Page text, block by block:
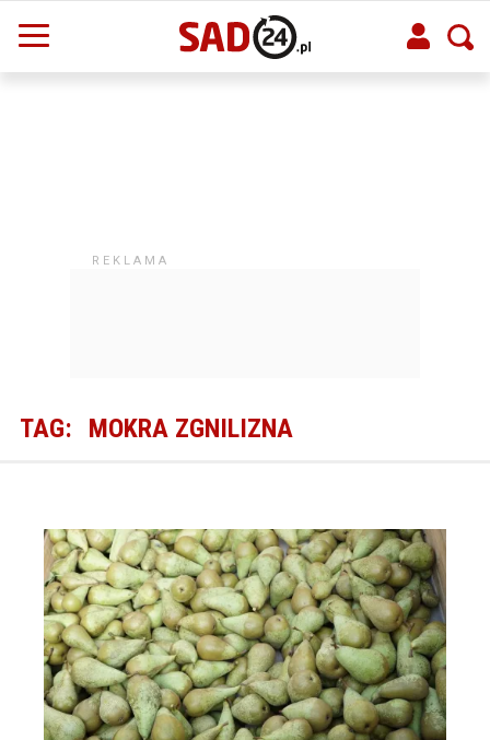
TAG: MOKRA ZGNILIZNA